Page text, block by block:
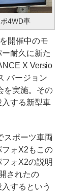
4WD車
開催中のモ
耐久に新た
X Versio
バージョン
を実施。その
する新型車
スポーツ車両
ォX2もこの
ォX2の説明
されたの
するという